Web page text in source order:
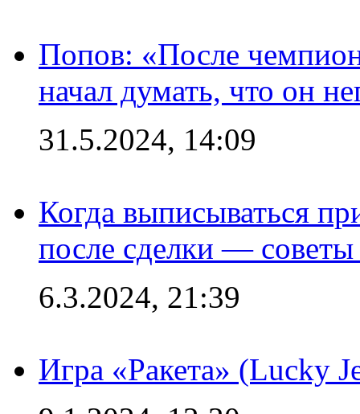
Попов: «После
начал думать, что он
31.5.2024, 14:09
Когда выписываться
после сделки —
6.3.2024, 21:39
Игра «Ракета» (Lucky